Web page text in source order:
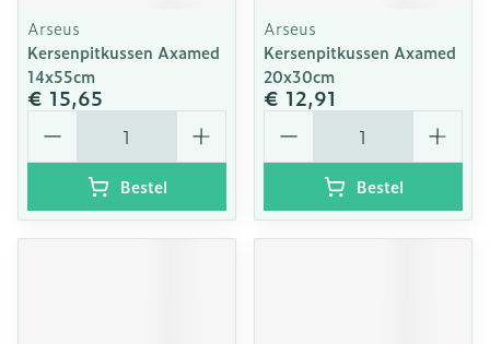
Arseus
Kersenpitkussen Axamed
14x55cm
€ 15,65
Aantal
Bestel
Arseus
Kersenpitkussen Axamed
20x30cm
€ 12,91
Aantal
Bestel